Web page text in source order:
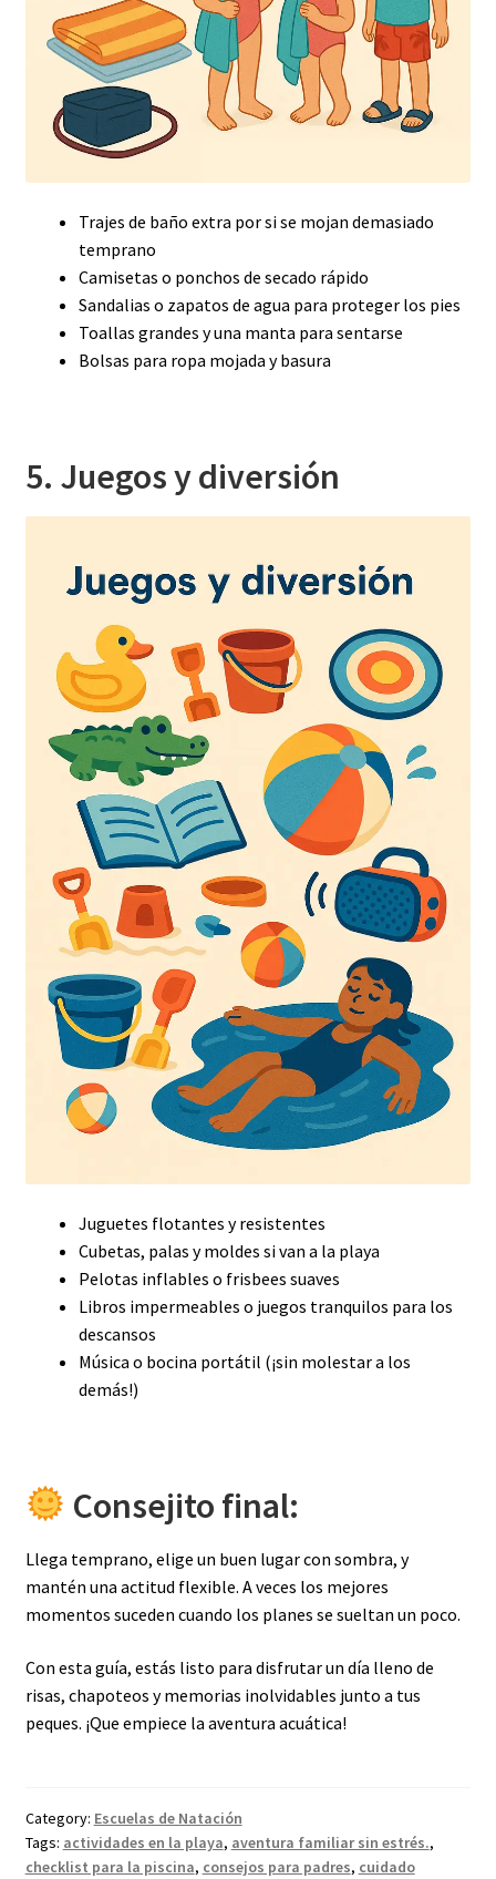
Trajes de baño extra por si se mojan demasiado
temprano
Camisetas o ponchos de secado rápido
Sandalias o zapatos de agua para proteger los pies
Toallas grandes y una manta para sentarse
Bolsas para ropa mojada y basura
5. Juegos y diversión
Juguetes flotantes y resistentes
Cubetas, palas y moldes si van a la playa
Pelotas inflables o frisbees suaves
Libros impermeables o juegos tranquilos para los
descansos
Música o bocina portátil (¡sin molestar a los
demás!)
Consejito final:
Llega temprano, elige un buen lugar con sombra, y
mantén una actitud flexible. A veces los mejores
momentos suceden cuando los planes se sueltan un poco.
Con esta guía, estás listo para disfrutar un día lleno de
risas, chapoteos y memorias inolvidables junto a tus
peques. ¡Que empiece la aventura acuática!
Category: Escuelas de Natación
Tags: actividades en la playa, aventura familiar sin estrés.,
checklist para la piscina, consejos para padres, cuidado